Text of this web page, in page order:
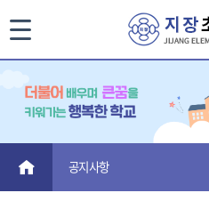
HOME 공지사항